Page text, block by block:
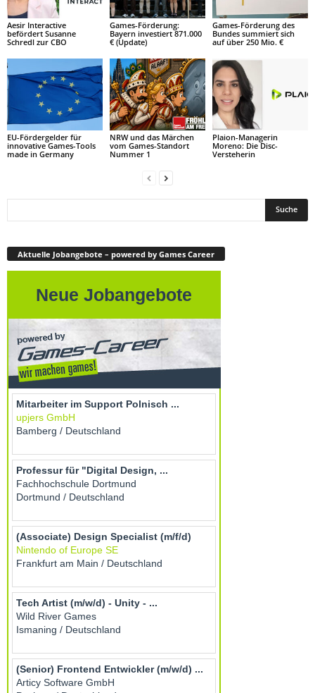
Aesir Interactive
befördert Susanne
Schredl zur CBO
Games-Förderung:
Bayern investiert 871.000
€ (Update)
Games-Förderung des
Bundes summiert sich
auf über 250 Mio. €
EU-Fördergelder für
innovative Games-Tools
made in Germany
NRW und das Märchen
vom Games-Standort
Nummer 1
Plaion-Managerin
Moreno: Die Disc-
Versteherin
Aktuelle Jobangebote – powered by Games Career